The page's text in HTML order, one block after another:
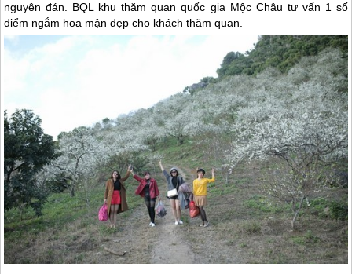
nguyên đán. BQL khu thăm quan quốc gia Mộc Châu tư vấn 1 số
điểm ngắm hoa mận đẹp cho khách thăm quan.